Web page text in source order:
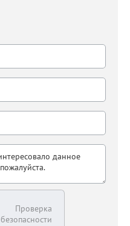
Проверка
безопасности